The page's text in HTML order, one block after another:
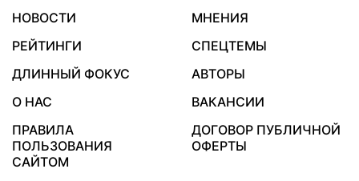
НОВОСТИ
МНЕНИЯ
РЕЙТИНГИ
СПЕЦТЕМЫ
ДЛИННЫЙ ФОКУС
АВТОРЫ
О НАС
ВАКАНСИИ
ПРАВИЛА
ПОЛЬЗОВАНИЯ
САЙТОМ
ДОГОВОР ПУБЛИЧНОЙ
ОФЕРТЫ